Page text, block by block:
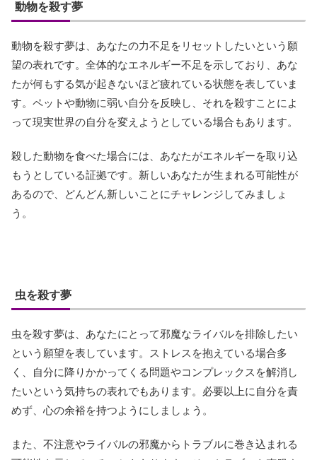
動物を殺す夢
動物を殺す夢は、あなたの力不足をリセットしたいという願
望の表れです。全体的なエネルギー不足を示しており、あな
たが何もする気が起きないほど疲れている状態を表していま
す。ペットや動物に弱い自分を反映し、それを殺すことによ
って現実世界の自分を変えようとしている場合もあります。
殺した動物を食べた場合には、あなたがエネルギーを取り込
もうとしている証拠です。新しいあなたが生まれる可能性が
あるので、どんどん新しいことにチャレンジしてみましょ
う。
虫を殺す夢
虫を殺す夢は、あなたにとって邪魔なライバルを排除したい
という願望を表しています。ストレスを抱えている場合多
く、自分に降りかかってくる問題やコンプレックスを解消し
たいという気持ちの表れでもあります。必要以上に自分を責
めず、心の余裕を持つようにしましょう。
また、不注意やライバルの邪魔からトラブルに巻き込まれる